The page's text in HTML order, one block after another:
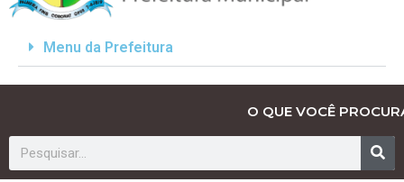
Menu da Prefeitura
O QUE VOCÊ